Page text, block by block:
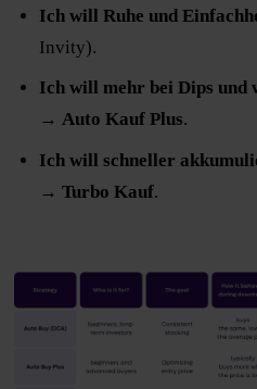
Ich will Ruhe und
Invity).
Ich will mehr bei Dips und
→ Auto Kauf Plus.
Ich will schneller
→ Turbo Kauf.